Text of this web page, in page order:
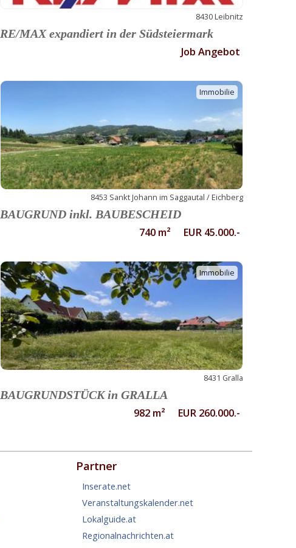
8430 Leibnitz
RE/MAX expandiert in der Südsteiermark
Job Angebot
Immobilie
8453 Sankt Johann im Saggautal / Eichberg
BAUGRUND inkl. BAUBESCHEID
740 m² EUR 45.000.-
Immobilie
8431 Gralla
BAUGRUNDSTÜCK in GRALLA
982 m² EUR 260.000.-
Partner
Inserate.net
Veranstaltungskalender.net
Lokalguide.at
Regionalnachrichten.at